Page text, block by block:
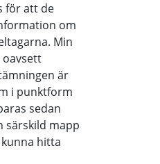
för att de
om
Min
är
i punktform
sedan
särskild mapp
hitta